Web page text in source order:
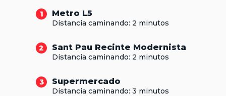
1 Metro L5
Distancia caminando: 2 minutos
2 Sant Pau Recinte Modernista
Distancia caminando: 2 minutos
3 Supermercado
Distancia caminando: 3 minutos